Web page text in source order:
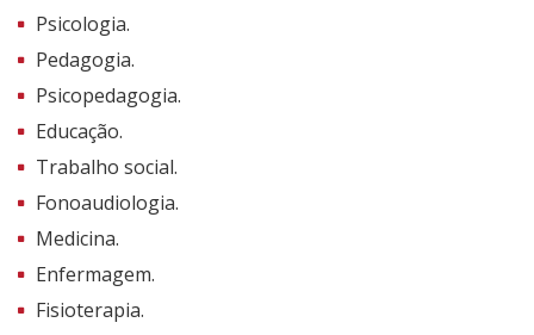
Psicologia.
Pedagogia.
Psicopedagogia.
Educação.
Trabalho social.
Fonoaudiologia.
Medicina.
Enfermagem.
Fisioterapia.